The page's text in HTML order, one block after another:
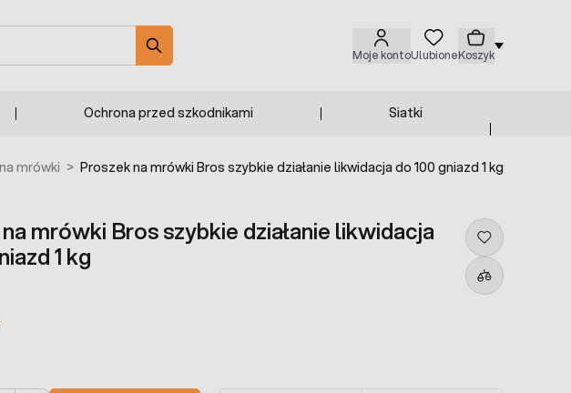
Moje kontoUlubioneKoszyk
Ochrona przed szkodnikami Siatki
mrówki > Proszek na mrówki Bros szybkie działanie likwidacja do 100 gniazd 1 kg
mrówki Bros szybkie działanie likwidacja
1 kg